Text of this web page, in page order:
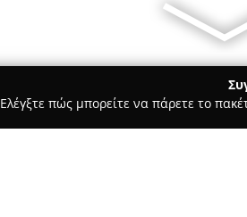
Ελέγξτε πώς μπορείτε να πάρετε το